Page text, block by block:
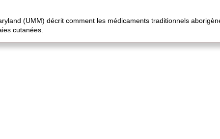
(UMM) décrit comment les médicaments traditionnels
cutanées.